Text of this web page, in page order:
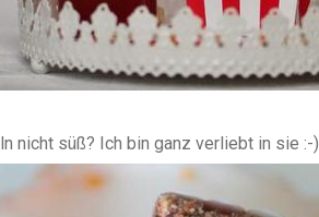
nicht süß? Ich bin ganz verliebt in sie :-).